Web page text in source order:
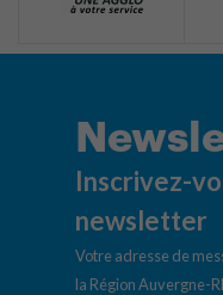
Inscrivez-
newsletter
Votre adresse de
la Région Auvergne-